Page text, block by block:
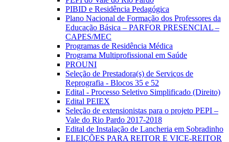
PIBID e Residência Pedagógica
Plano Nacional de Formação dos Professores da
Educação Básica – PARFOR PRESENCIAL –
CAPES/MEC
Programas de Residência Médica
Programa Multiprofissional em Saúde
PROUNI
Seleção de Prestadora(s) de Serviços de
Reprografia - Blocos 35 e 52
Edital - Processo Seletivo Simplificado (Direito)
Edital PEIEX
Seleção de extensionistas para o projeto PEPI –
Vale do Rio Pardo 2017-2018
Edital de Instalação de Lancheria em Sobradinho
ELEIÇÕES PARA REITOR E VICE-REITOR